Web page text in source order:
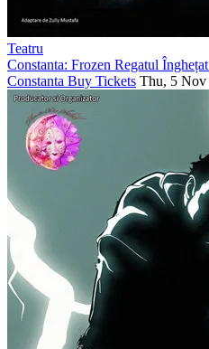
Teatru
Constanta: Frozen Regatul Înghețat
Constanta Buy Tickets Thu, 5 Nov